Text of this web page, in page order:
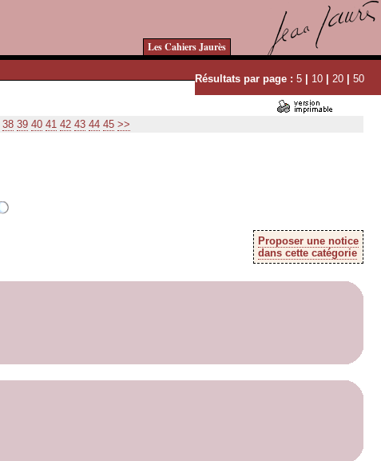
Les Cahiers Jaurès
Résultats par page : 5 | 10 | 20 | 50
38 39 40 41 42 43 44 45 >>
Proposer une notice
dans cette catégorie